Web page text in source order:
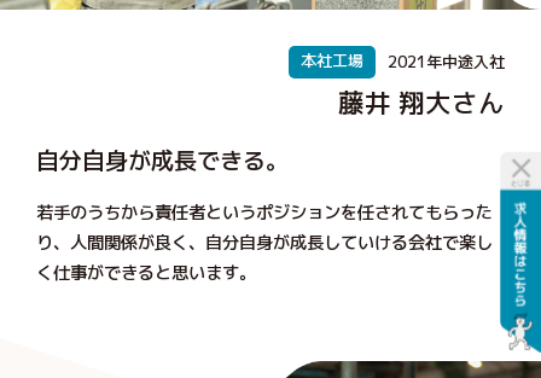
本社工場 2021年中途入社
藤井 翔大さん
自分自身が成長できる。
若手のうちから責任者というポジションを任されてもらった
り、人間関係が良く、自分自身が成長していける会社で楽し
く仕事ができると思います。